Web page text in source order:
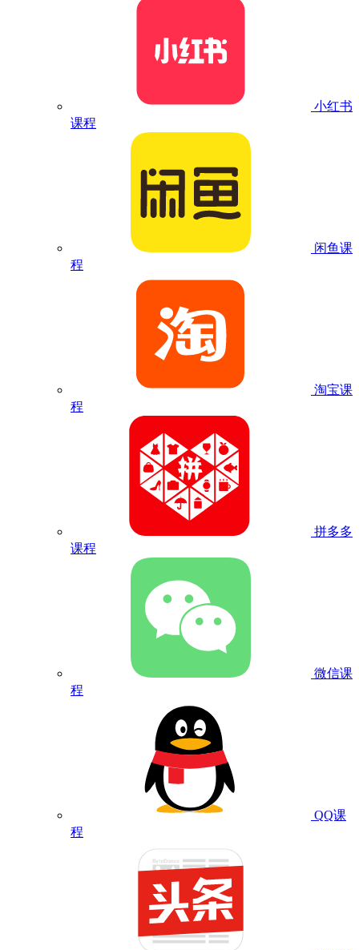
小红书
课程
闲鱼课
程
淘宝课
程
拼多多
课程
微信课
程
QQ课
程